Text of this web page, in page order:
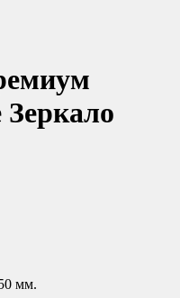
Зеркало
мм.